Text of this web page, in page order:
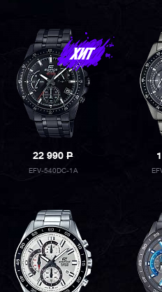
22 990P
EFV-540DC-1A